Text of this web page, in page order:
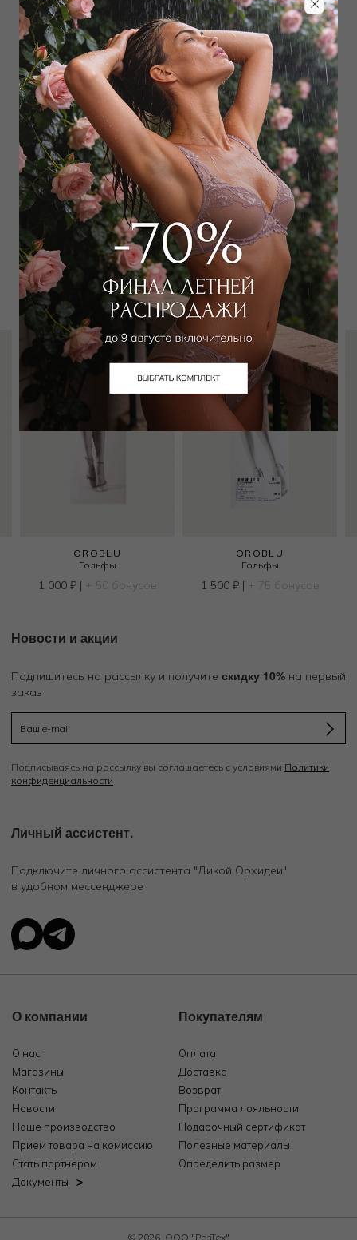
Определить размер
Наличие в магазинах
Добавитьв корзину
Добавить в избранное
Забронировать в магазине
Вам может подойти
OROBLU
Гольфы
1 000 ₽| + 50 бонусов
OROBLU
Гольфы
1 500 ₽| + 75 бонусов
Новости и акции
Подпишитесь на рассылку и получите скидку 10% на первый
заказ
Подписываясь на рассылку вы соглашаетесь с условиями Политики
конфиденциальности
Личный ассистент.
Подключите личного ассистента "Дикой Орхидеи"
в удобном мессенджере
О компании
О нас
Магазины
Контакты
Новости
Наше производство
Прием товара на комиссию
Стать партнером
Документы
Покупателям
Оплата
Доставка
Возврат
Программа лояльности
Подарочный сертификат
Полезные материалы
Определить размер
© 2026, ООО "РозТех"